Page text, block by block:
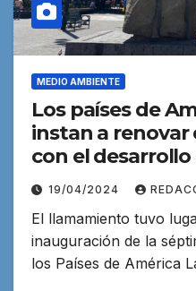
MEDIO AMBIENTE
Los países de
instan a
con el
19/04/2024
El llamamiento tuvo
inauguración de la
los Países de América